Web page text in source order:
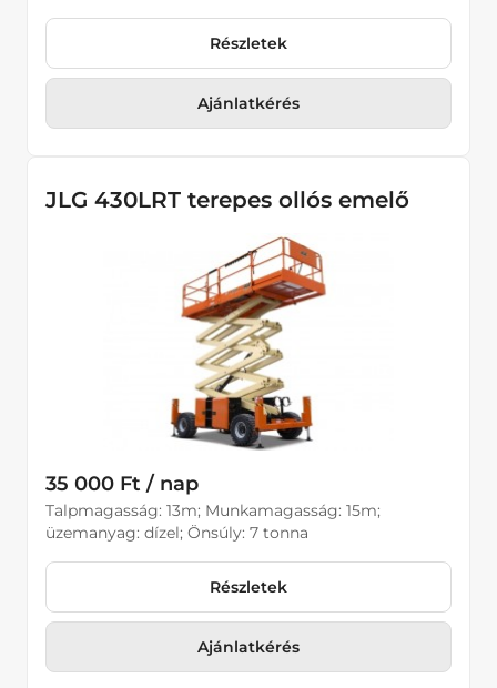
Részletek
Ajánlatkérés
JLG 430LRT terepes ollós emelő
35 000 Ft / nap
Talpmagasság: 13m; Munkamagasság: 15m;
üzemanyag: dízel; Önsúly: 7 tonna
Részletek
Ajánlatkérés